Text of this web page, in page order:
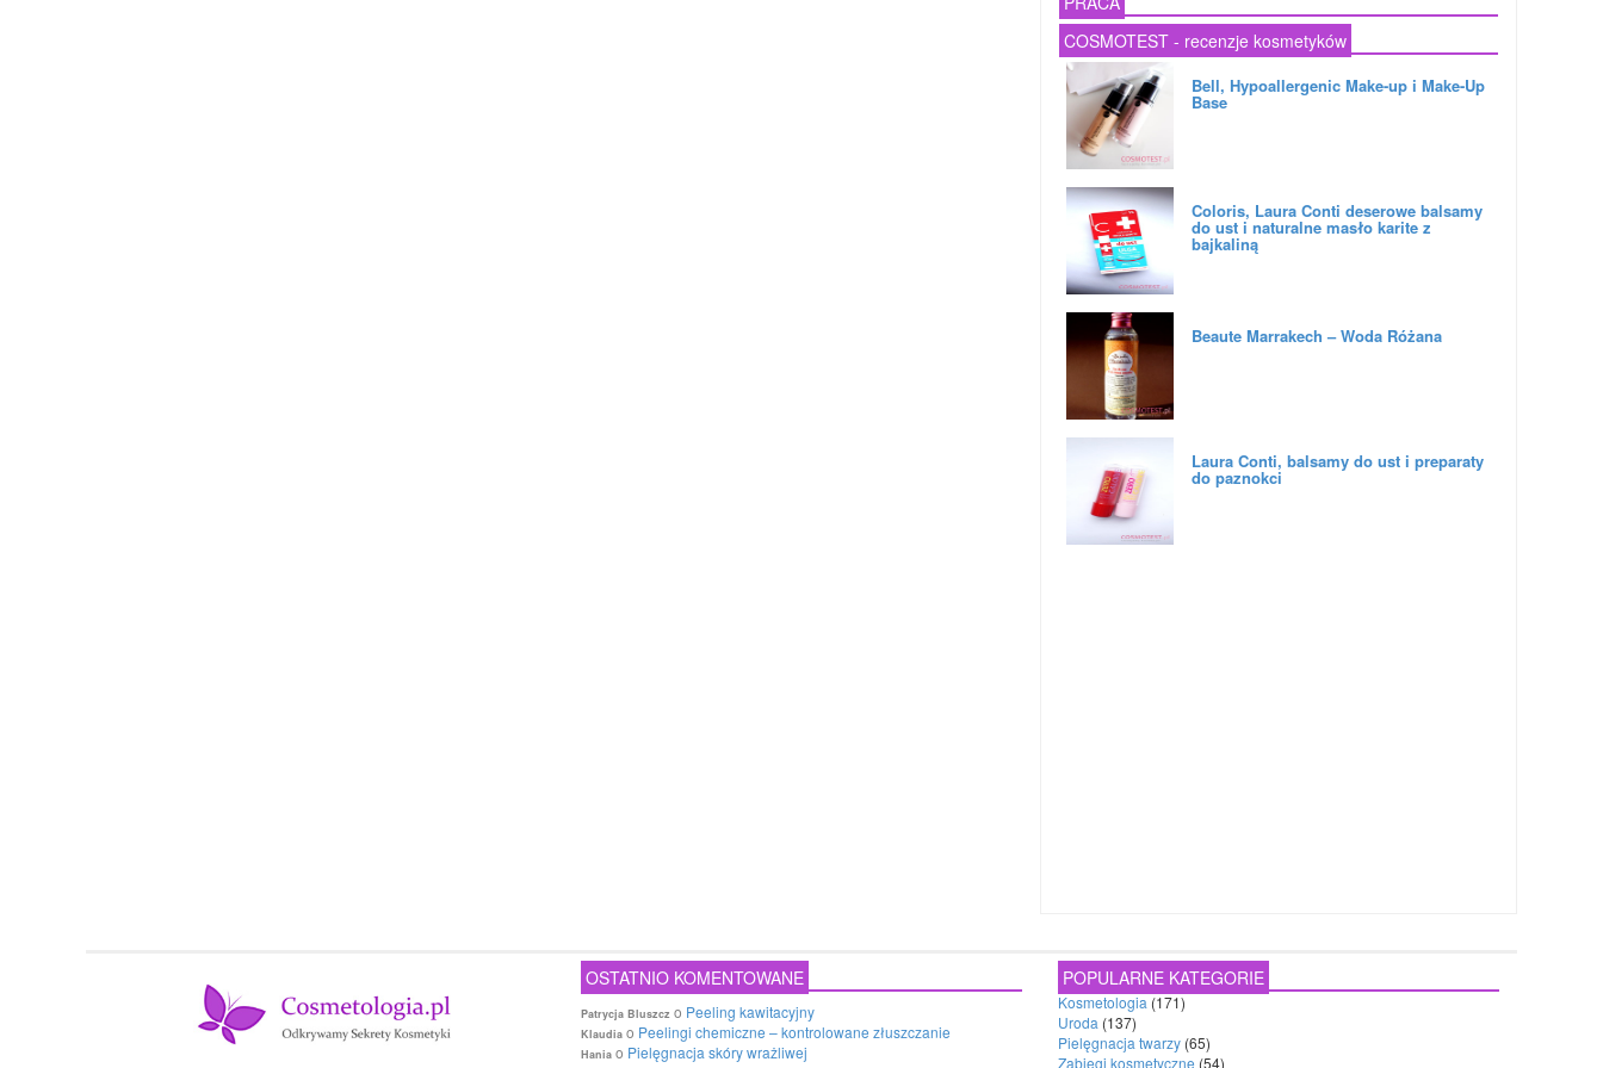
COSMOTEST - recenzje kosmetyków
Bell, Hypoallergenic Make-up i Make-Up
Base
Coloris, Laura Conti deserowe balsamy
do ust i naturalne masło karite z
bajkaliną
Beaute Marrakech – Woda Różana
Laura Conti, balsamy do ust i preparaty
do paznokci
OSTATNIO KOMENTOWANE
Patrycja Bluszcz o Peeling kawitacyjny
Klaudia o Peelingi chemiczne – kontrolowane złuszczanie
Hania o Pielęgnacja skóry wrażliwej
POPULARNE KATEGORIE
Kosmetologia (171)
Uroda (137)
Pielęgnacja twarzy (65)
Zabiegi kosmetyczne (54)